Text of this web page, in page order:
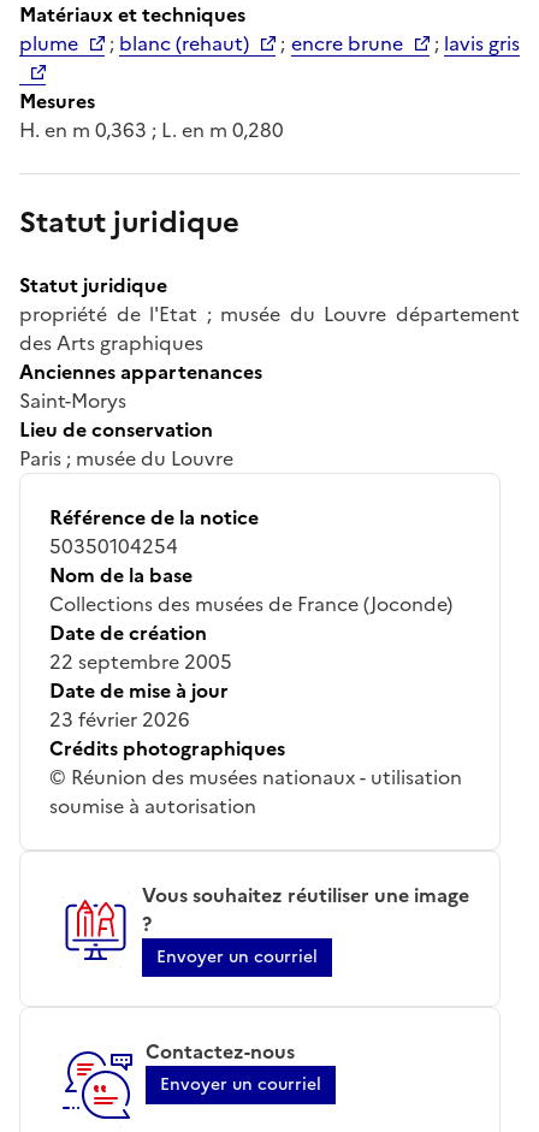
Matériaux et techniques
plume
; blanc (rehaut) ; encre brune ; lavis gris
Mesures
H. en m 0,363 ; L. en m 0,280
Statut juridique
Statut juridique
propriété de l'Etat ; musée du Louvre département
des Arts graphiques
Anciennes appartenances
Saint-Morys
Lieu de conservation
Paris ; musée du Louvre
Référence de la notice
50350104254
Nom de la base
Collections des musées de France (Joconde)
Date de création
22 septembre 2005
Date de mise à jour
23 février 2026
Crédits photographiques
© Réunion des musées nationaux - utilisation
soumise à autorisation
Vous souhaitez réutiliser une image
?
Envoyer un courriel
Contactez-nous
Envoyer un courriel